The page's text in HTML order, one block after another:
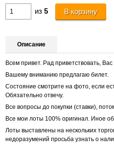
из 5 В корзину
Описание
Всем привет. Рад приветствовать,
Вашему вниманию предлагаю билет.
Состояние смотрите на фото, если
Обязательно отвечу.
Все вопросы до покупки (ставки),
Все мои лоты 100% оригинал. Иное
Лоты выставлены на нескольких
недоразумений просьба узнать о